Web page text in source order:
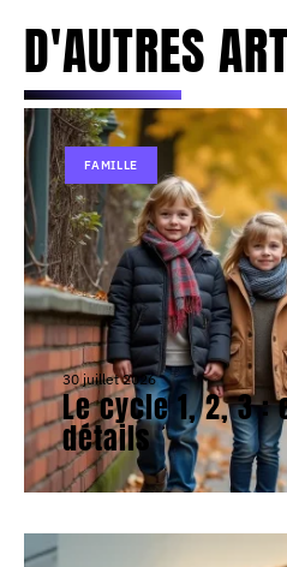
D'AUTRES
FAMILLE
30 juillet 2026
Le cycle 1, 2, 3
détails